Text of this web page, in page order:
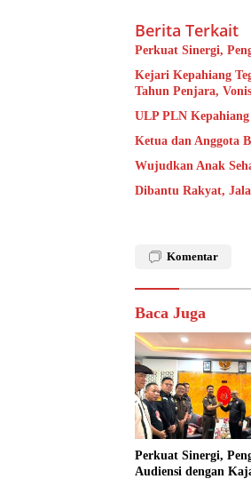
Berita Terkait
Perkuat Sinergi,
Kejari Kepahiang
Tahun Penjara,
ULP PLN
Ketua dan Anggota
Wujudkan Anak
Dibantu Rakyat,
Komentar
Baca Juga
Perkuat Sinergi,
Audiensi dengan